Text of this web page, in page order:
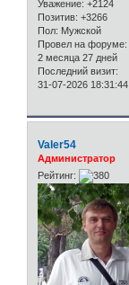
Уважение: +2124
Позитив: +3266
Пол: Мужской
Провел на форуме:
2 месяца 27 дней
Последний визит:
31-07-2026 18:31:44
Valer54
Администратор
Рейтинг: